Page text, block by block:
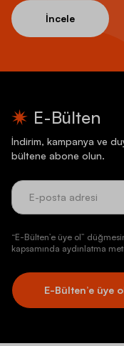
İncele
E-Bülten
İndirim, kampanya ve
bültene abone olun.
“E-Bülten’e üye ol”
kapsamında aydınlatma
E-Bülten’e üye